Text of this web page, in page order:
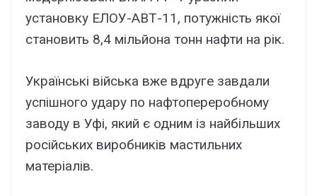
установку ЕЛОУ-АВТ-11, потужність якої
становить 8,4 мільйона тонн нафти на рік.
Українські війська вже вдруге завдали
успішного удару по нафтопереробному
заводу в Уфі, який є одним із найбільших
російських виробників мастильних
матеріалів.